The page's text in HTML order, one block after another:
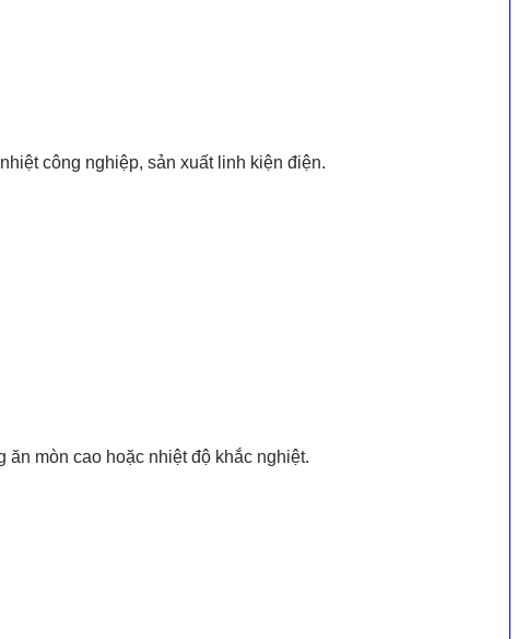
công nghiệp, sản xuất linh kiện điện.
mòn cao hoặc nhiệt độ khắc nghiệt.